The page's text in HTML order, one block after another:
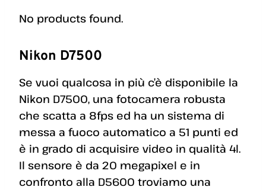
No products found.
Nikon D7500
Se vuoi qualcosa in più c’è disponibile la
Nikon D7500, una fotocamera robusta
che scatta a 8fps ed ha un sistema di
messa a fuoco automatico a 51 punti ed
è in grado di acquisire video in qualità 4l.
Il sensore è da 20 megapixel e in
confronto alla D5600 troviamo una